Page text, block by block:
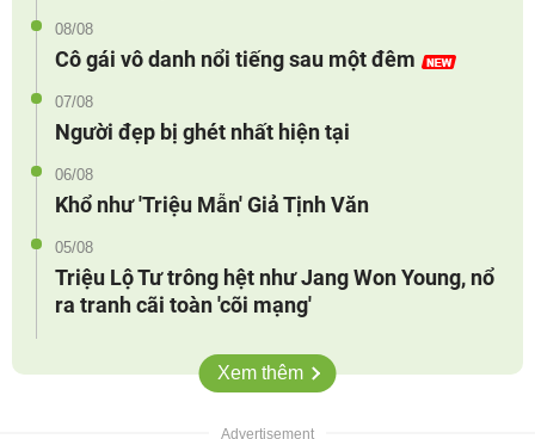
08/08
Cô gái vô danh nổi tiếng sau một đêm
07/08
Người đẹp bị ghét nhất hiện tại
06/08
Khổ như 'Triệu Mẫn' Giả Tịnh Văn
05/08
Triệu Lộ Tư trông hệt như Jang Won Young, nổ
ra tranh cãi toàn 'cõi mạng'
Xem thêm